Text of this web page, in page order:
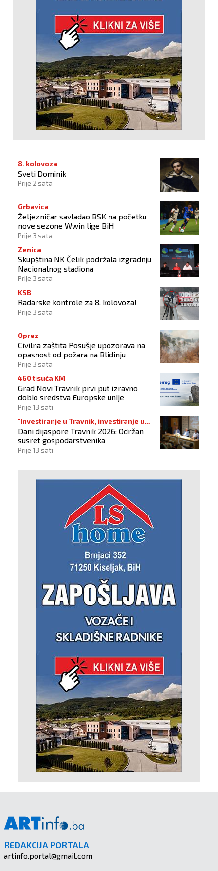
8. kolovoza
Sveti Dominik
Prije 2 sata
Grbavica
Željezničar savladao BSK na početku
nove sezone Wwin lige BiH
Prije 3 sata
Zenica
Skupština NK Čelik podržala izgradnju
Nacionalnog stadiona
Prije 3 sata
KSB
Radarske kontrole za 8. kolovoza!
Prije 3 sata
Oprez
Civilna zaštita Posušje upozorava na
opasnost od požara na Blidinju
Prije 3 sata
460 tisuća KM
Grad Novi Travnik prvi put izravno
dobio sredstva Europske unije
Prije 13 sati
"Investiranje u Travnik, investiranje u
budućnost"
Dani dijaspore Travnik 2026: Održan
susret gospodarstvenika
Prije 13 sati
REDAKCIJA PORTALA
artinfo.portal@gmail.com